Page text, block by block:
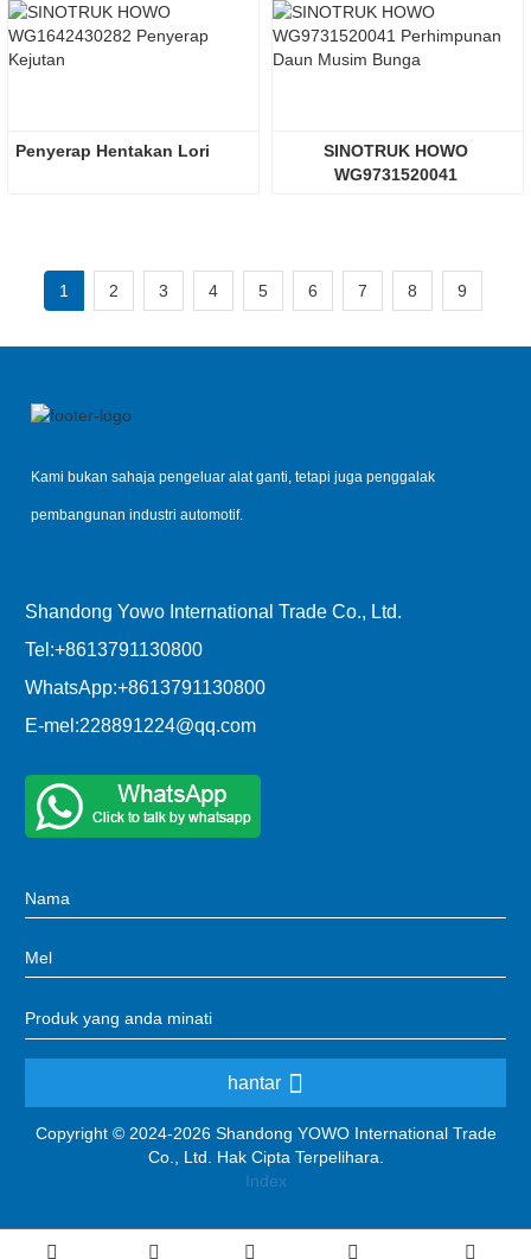
Penyerap Hentakan Lori
SINOTRUK HOWO
WG9731520041
1 2 3 4 5 6 7 8 9
Kami bukan sahaja pengeluar alat ganti, tetapi juga penggalak
pembangunan industri automotif.
Shandong Yowo International Trade Co., Ltd.
Tel:+8613791130800
WhatsApp:+8613791130800
E-mel:228891224@qq.com
hantar
Copyright © 2024-2026 Shandong YOWO International Trade
Co., Ltd. Hak Cipta Terpelihara.
Index